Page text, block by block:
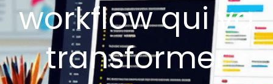
workflow qui va
transformer